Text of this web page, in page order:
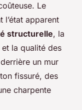
Le
l’état apparent
structurelle, la
la qualité des
un mur
fissuré, des
charpente